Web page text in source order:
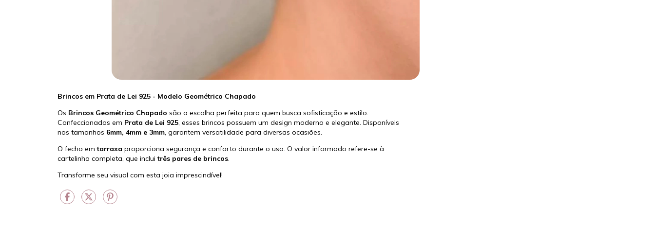
Brincos em Prata de Lei 925 - Modelo Geométrico Chapado
Os Brincos Geométrico Chapado são a escolha perfeita para quem busca sofisticação e estilo.
Confeccionados em Prata de Lei 925, esses brincos possuem um design moderno e elegante. Disponíveis
nos tamanhos 6mm, 4mm e 3mm, garantem versatilidade para diversas ocasiões.
O fecho emtarraxa proporciona segurança e conforto durante o uso. O valor informado refere-se à
cartelinha completa, que incluitrês pares de brincos.
Transforme seu visual com esta joia imprescindível!